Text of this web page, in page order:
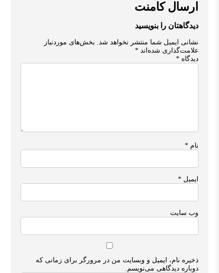
ارسال کامنت
دیدگاهتان را بنویسید
نشانی ایمیل شما منتشر نخواهد شد. بخش‌های موردنیاز
علامت‌گذاری شده‌اند*
دیدگاه*
نام*
ایمیل*
وب‌ سایت
ذخیره نام، ایمیل و وبسایت من در مرورگر برای زمانی که
دوباره دیدگاهی می‌نویسم.